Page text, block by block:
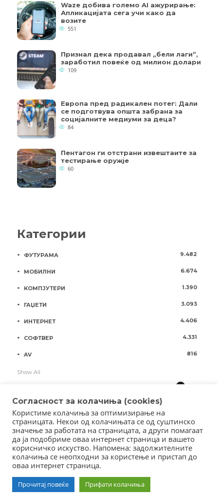
Waze добива големо AI ажурирање:
Апликацијата сега учи како да
возите
551
Признал дека продавал „бели лаги“,
заработил повеќе од милион долари
109
Европа пред радикален потег: Дали
се подготвува општа забрана за
социјалните медиуми за деца?
84
Пентагон ги отстрани извештаите за
тестирање оружје
60
Категории
ФУТУРАМА 9.482
МОБИЛНИ 6.674
КОМПЈУТЕРИ 1.390
ГАЏЕТИ 3.093
ИНТЕРНЕТ 4.406
СОФТВЕР 4.331
AV 816
Show All
Copyright © 2018 - Member of IAB Macedonia
Member of Clip Media Group / 2017
Согласност за колачиња (cookies)
Користиме колачиња за оптимизирање на
страницата. Некои од колачињата се од суштинско
значење за работата на страницата, а други помагаат
да ја подобриме оваа интернет страница и вашето
корисничко искуство. Напомена: задолжителните
колачиња се неопходни за користење и пристап до
оваа интернет страница.
Прочитај повеќе Прифати колачиња